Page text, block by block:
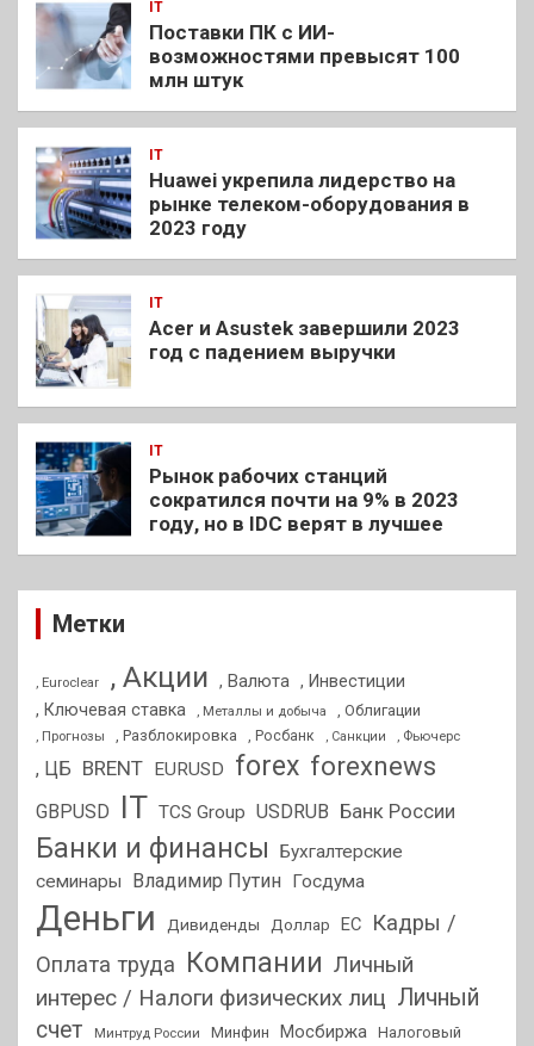
IT
Поставки ПК с ИИ-
возможностями превысят 100
млн штук
IT
Huawei укрепила лидерство на
рынке телеком-оборудования в
2023 году
IT
Acer и Asustek завершили 2023
год с падением выручки
IT
Рынок рабочих станций
сократился почти на 9% в 2023
году, но в IDC верят в лучшее
Метки
, Euroclear , Акции , Валюта , Инвестиции
, Ключевая ставка
, Металлы и добыча , Облигации
, Прогнозы , Разблокировка , Росбанк , Санкции , Фьючерс
, ЦБ BRENT EURUSD forex forexnews
GBPUSD IT TCS Group USDRUB Банк России
Банки и финансы
Бухгалтерские
семинары
Владимир Путин Госдума
Деньги Дивиденды Доллар ЕС
Кадры /
Оплата труда Компании Личный
интерес / Налоги физических лиц Личный
счет
Минтруд России Минфин Мосбиржа Налоговый